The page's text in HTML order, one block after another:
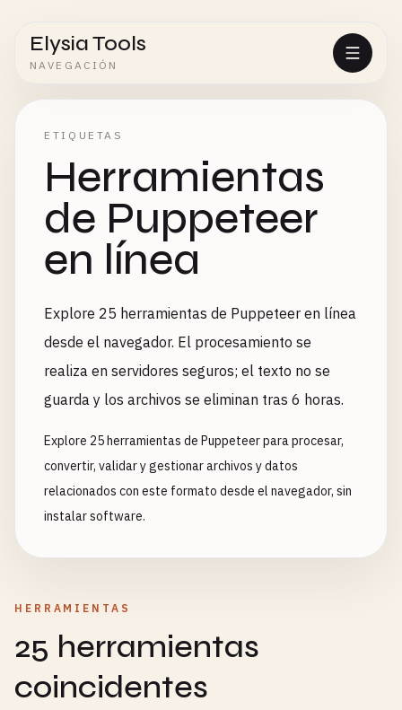
Elysia Tools
NAVEGACIÓN
ETIQUETAS
Herramientas
de Puppeteer
en línea
Explore 25 herramientas de Puppeteer en línea
desde el navegador. El procesamiento se
realiza en servidores seguros; el texto no se
guarda y los archivos se eliminan tras 6 horas.
Explore 25 herramientas de Puppeteer para procesar,
convertir, validar y gestionar archivos y datos
relacionados con este formato desde el navegador, sin
instalar software.
HERRAMIENTAS
25 herramientas
coincidentes